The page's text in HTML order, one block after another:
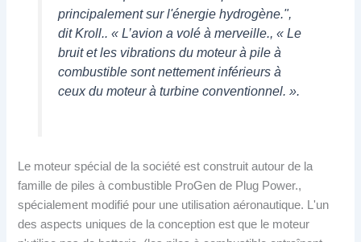
principalement sur l'énergie hydrogène.",
dit Kroll.. « L’avion a volé à merveille., « Le
bruit et les vibrations du moteur à pile à
combustible sont nettement inférieurs à
ceux du moteur à turbine conventionnel. ».
Le moteur spécial de la société est construit autour de la
famille de piles à combustible ProGen de Plug Power.,
spécialement modifié pour une utilisation aéronautique. L'un
des aspects uniques de la conception est que le moteur